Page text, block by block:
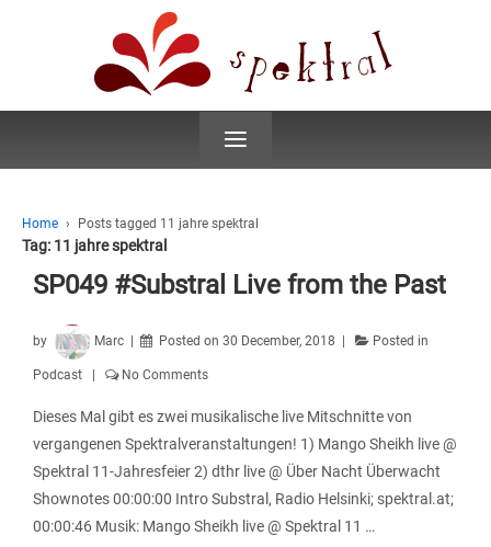
≡
Home › Posts tagged 11 jahre spektral
Tag: 11 jahre spektral
SP049 #Substral Live from the Past
by Marc Posted on 30 December, 2018 Posted in
Podcast No Comments
Dieses Mal gibt es zwei musikalische live Mitschnitte von
vergangenen Spektralveranstaltungen! 1) Mango Sheikh live @
Spektral 11-Jahresfeier 2) dthr live @ Über Nacht Überwacht
Shownotes 00:00:00 Intro Substral, Radio Helsinki; spektral.at;
00:00:46 Musik: Mango Sheikh live @ Spektral 11 …